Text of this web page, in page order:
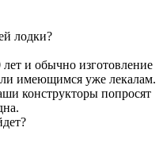
лодки?
и обычно изготовление
имеющимся уже лекалам.
конструкторы попросят